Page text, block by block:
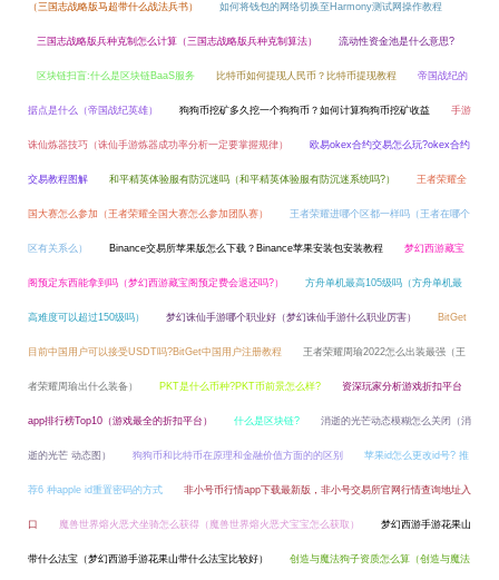
（三国志战略版马超带什么战法兵书） 如何将钱包的网络切换至Harmony测试网操作教程
三国志战略版兵种克制怎么计算（三国志战略版兵种克制算法） 流动性资金池是什么意思?
区块链扫盲:什么是区块链BaaS服务 比特币如何提现人民币？比特币提现教程 帝国战纪的
据点是什么（帝国战纪英雄） 狗狗币挖矿多久挖一个狗狗币？如何计算狗狗币挖矿收益 手游
诛仙炼器技巧（诛仙手游炼器成功率分析一定要掌握规律） 欧易okex合约交易怎么玩?okex合约
交易教程图解 和平精英体验服有防沉迷吗（和平精英体验服有防沉迷系统吗?） 王者荣耀全
国大赛怎么参加（王者荣耀全国大赛怎么参加团队赛） 王者荣耀进哪个区都一样吗（王者在哪个
区有关系么） Binance交易所苹果版怎么下载？Binance苹果安装包安装教程 梦幻西游藏宝
阁预定东西能拿到吗（梦幻西游藏宝阁预定费会退还吗?） 方舟单机最高105级吗（方舟单机最
高难度可以超过150级吗） 梦幻诛仙手游哪个职业好（梦幻诛仙手游什么职业厉害） BitGet
目前中国用户可以接受USDT吗?BitGet中国用户注册教程 王者荣耀周瑜2022怎么出装最强（王
者荣耀周瑜出什么装备） PKT是什么币种?PKT币前景怎么样? 资深玩家分析游戏折扣平台
app排行榜Top10（游戏最全的折扣平台） 什么是区块链? 消逝的光芒动态模糊怎么关闭（消
逝的光芒 动态图） 狗狗币和比特币在原理和金融价值方面的的区别 苹果id怎么更改id号? 推
荐6 种apple id重置密码的方式 非小号币行情app下载最新版，非小号交易所官网行情查询地址入
口 魔兽世界熔火恶犬坐骑怎么获得（魔兽世界熔火恶犬宝宝怎么获取） 梦幻西游手游花果山
带什么法宝（梦幻西游手游花果山带什么法宝比较好） 创造与魔法狗子资质怎么算（创造与魔法